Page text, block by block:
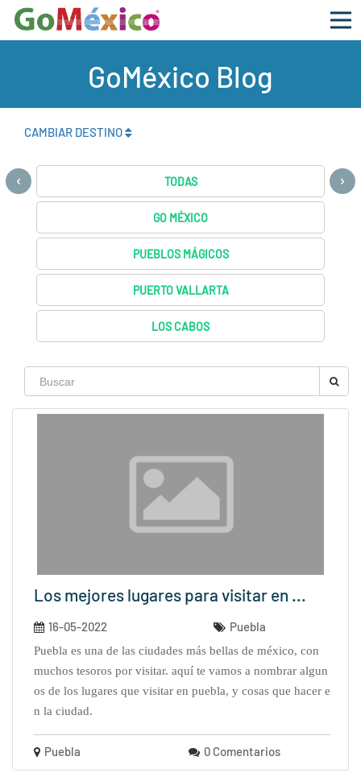
GoMéxico Blog
CAMBIAR DESTINO
TODAS
GO MÉXICO
PUEBLOS MÁGICOS
PUERTO VALLARTA
LOS CABOS
‹ ›
Los mejores lugares para visitar en ...
16-05-2022 Puebla
puebla es una de las ciudades más bellas de méxico, con
muchos tesoros por visitar. aquí te vamos a nombrar algun
os de los lugares que visitar en puebla, y cosas que hacer e
n la ciudad.
Puebla 0 Comentarios